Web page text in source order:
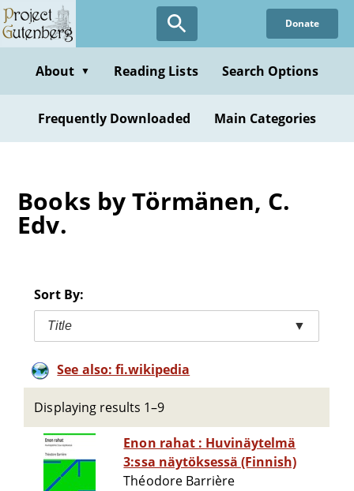
Skip
to
content
Donate
About ▼ Reading Lists Search Options
Frequently Downloaded Main Categories
Books by Törmänen, C.
Edv.
Sort By:
Title ▼
See also: fi.wikipedia
Displaying results 1–9
Enon rahat : Huvinäytelmä
3:ssa näytöksessä (Finnish)
Théodore Barrière